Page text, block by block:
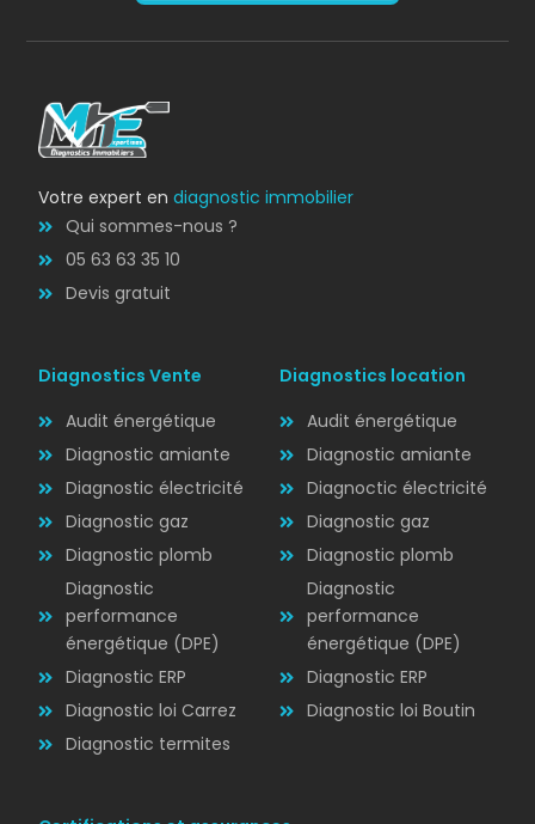
Diagnostic
ÉLECTRICITÉ
Votre expert endiagnostic immobilier
Qui sommes-nous ?
05 63 63 35 10
Devis gratuit
Diagnostics Vente
Audit énergétique
Diagnostic amiante
Diagnostic électricité
Diagnostic gaz
Diagnostic plomb
Diagnostic
performance
énergétique (DPE)
Diagnostic ERP
Diagnostic loi Carrez
Diagnostic termites
Diagnostics location
Audit énergétique
Diagnostic amiante
Diagnoctic électricité
Diagnostic gaz
Diagnostic plomb
Diagnostic
performance
énergétique (DPE)
Diagnostic ERP
Diagnostic loi Boutin